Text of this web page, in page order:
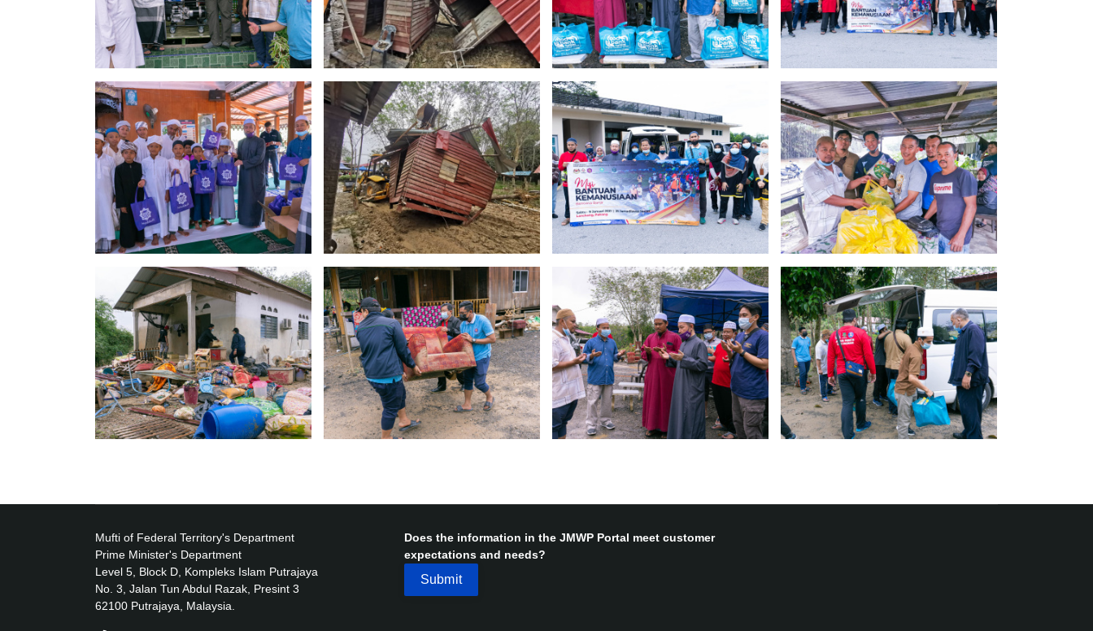
Mufti of Federal Territory's Department
Prime Minister's Department
Level 5, Block D, Kompleks Islam Putrajaya
No. 3, Jalan Tun Abdul Razak, Presint 3
62100 Putrajaya, Malaysia.
Does the information in the JMWP Portal meet customer
expectations and needs?